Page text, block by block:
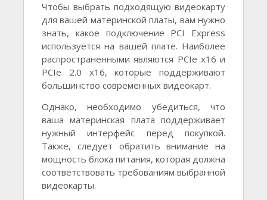
Чтобы выбрать подходящую видеокарту
для вашей материнской платы, вам нужно
знать, какое подключение PCI Express
используется на вашей плате. Наиболее
распространенными являются PCIe x16 и
PCIe 2.0 x16, которые поддерживают
большинство современных видеокарт.
Однако, необходимо убедиться, что
ваша материнская плата поддерживает
нужный интерфейс перед покупкой.
Также, следует обратить внимание на
мощность блока питания, которая должна
соответствовать требованиям выбранной
видеокарты.